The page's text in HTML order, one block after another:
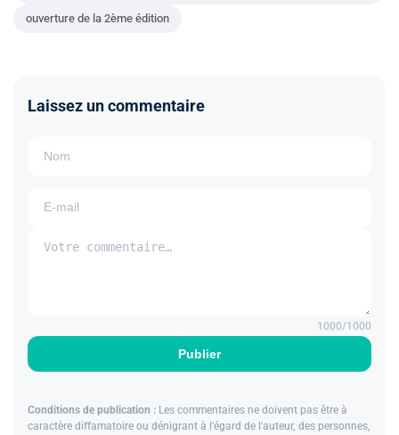
ouverture de la 2ème édition
Laissez un commentaire
Publier
1000/1000
Conditions de publication : Les commentaires ne doivent pas être à
caractère diffamatoire ou dénigrant à l'égard de l'auteur, des personnes,